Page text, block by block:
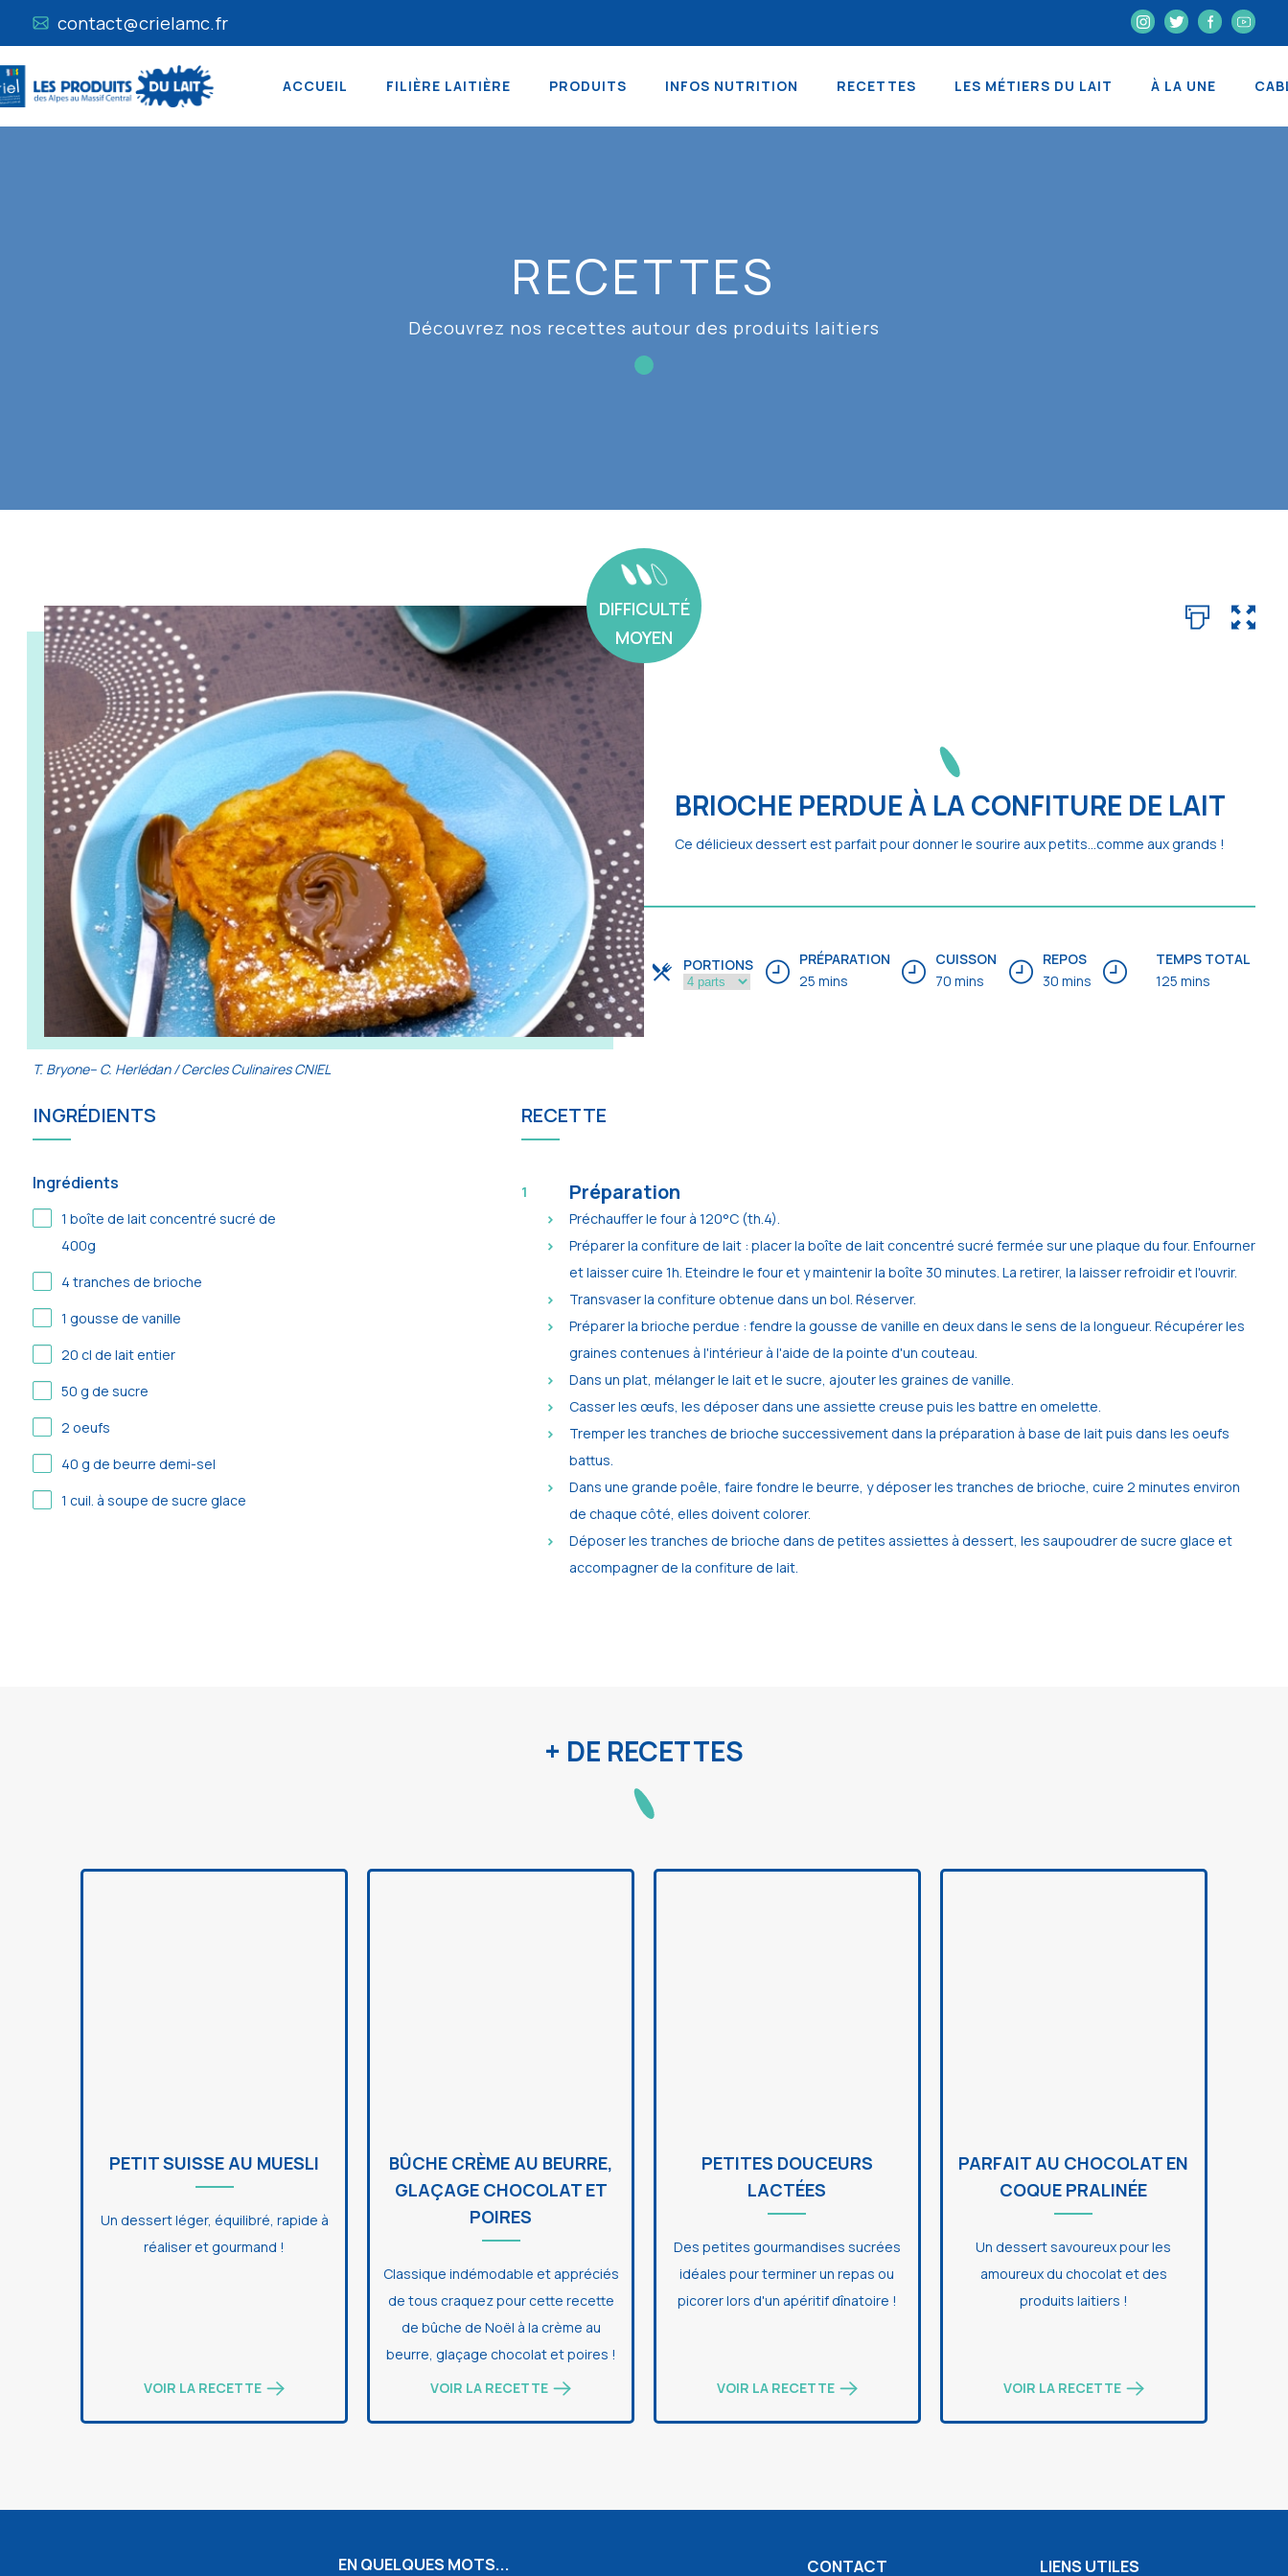
contact@crielamc.fr
ACCUEIL FILIÈRE LAITIÈRE PRODUITS INFOS NUTRITION RECETTES LES MÉTIERS DU LAIT À LA UNE
RECETTES
Découvrez nos recettes autour des produits laitiers
DIFFICULTÉ
MOYEN
BRIOCHE PERDUE À LA CONFITURE DE LAIT
Ce délicieux dessert est parfait pour donner le sourire aux petits...comme aux grands !
PORTIONS
PRÉPARATION
25 mins
CUISSON
70 mins
REPOS
30 mins
TEMPS TOTAL
125 mins
T. Bryone– C. Herlédan / Cercles Culinaires CNIEL
INGRÉDIENTS
Ingrédients
1 boîte de lait concentré sucré de
400g
4 tranches de brioche
1 gousse de vanille
20 cl de lait entier
50 g de sucre
2 oeufs
40 g de beurre demi-sel
1 cuil. à soupe de sucre glace
RECETTE
Préparation
Préchauffer le four à 120°C (th.4).
Préparer la confiture de lait : placer la boîte de lait concentré sucré fermée sur une plaque du four. Enfourner
et laisser cuire 1h. Eteindre le four et y maintenir la boîte 30 minutes. La retirer, la laisser refroidir et l'ouvrir.
Transvaser la confiture obtenue dans un bol. Réserver.
Préparer la brioche perdue : fendre la gousse de vanille en deux dans le sens de la longueur. Récupérer les
graines contenues à l'intérieur à l'aide de la pointe d'un couteau.
Dans un plat, mélanger le lait et le sucre, ajouter les graines de vanille.
Casser les œufs, les déposer dans une assiette creuse puis les battre en omelette.
Tremper les tranches de brioche successivement dans la préparation à base de lait puis dans les oeufs
battus.
Dans une grande poêle, faire fondre le beurre, y déposer les tranches de brioche, cuire 2 minutes environ
de chaque côté, elles doivent colorer.
Déposer les tranches de brioche dans de petites assiettes à dessert, les saupoudrer de sucre glace et
accompagner de la confiture de lait.
+ DE RECETTES
PETIT SUISSE AU MUESLI
Un dessert léger, équilibré, rapide à
réaliser et gourmand !
VOIR LA RECETTE
BÛCHE CRÈME AU BEURRE,
GLAÇAGE CHOCOLAT ET
POIRES
Classique indémodable et appréciés
de tous craquez pour cette recette
de bûche de Noël à la crème au
beurre, glaçage chocolat et poires !
VOIR LA RECETTE
PETITES DOUCEURS
LACTÉES
Des petites gourmandises sucrées
idéales pour terminer un repas ou
picorer lors d'un apéritif dînatoire !
VOIR LA RECETTE
PARFAIT AU CHOCOLAT EN
COQUE PRALINÉE
Un dessert savoureux pour les
amoureux du chocolat et des
produits laitiers !
VOIR LA RECETTE
EN QUELQUES MOTS... CONTACT LIENS UTILES